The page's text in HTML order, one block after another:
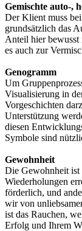
Gemischte auto-,
Der Klient muss
grundsätzlich das
Anteil hier
es auch zur
Genogramm
Um
Visualisierung in
Vorgeschichten
Unterstützung
diesen
Symbole sind
Gewohnheit
Die Gewohnheit ist
Wiederholungen
förderlich, und
wir von
ist das Rauchen,
Erfolg und Ihrem